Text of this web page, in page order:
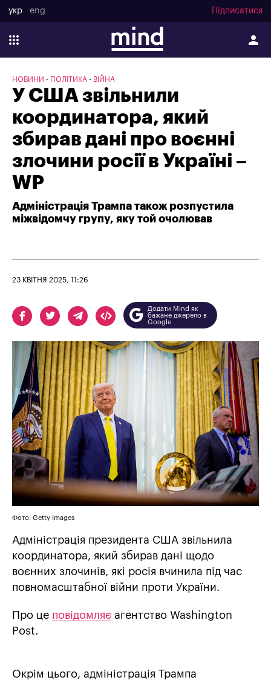
укр eng Підписатися
НОВИНИ ПОЛІТИКА ВІЙНА
У США звільнили
координатора, який
збирав дані про воєнні
злочини росії в Україні –
WP
Адміністрація Трампа також розпустила
міжвідомчу групу, яку той очолював
23 КВІТНЯ 2025, 11:26
Додати Mind як
бажане джерело в
Google
Фото: Getty Images
Адміністрація президента США звільнила
координатора, який збирав дані щодо
воєнних злочинів, які росія вчинила під час
повномасштабної війни проти України.
Про це повідомляє агентство Washington
Post.
Окрім цього, адміністрація Трампа